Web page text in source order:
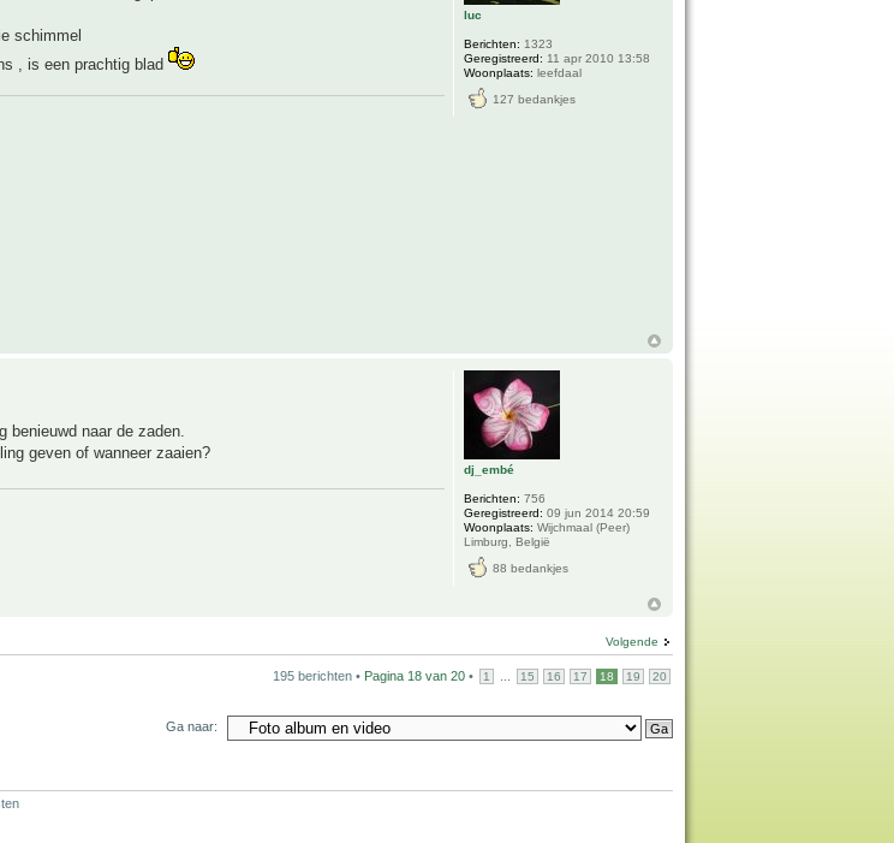
schimmel
, is een prachtig blad
luc
Berichten: 1323
Geregistreerd: 11 apr 2010 13:58
Woonplaats: leefdaal
127 bedankjes
benieuwd naar de zaden.
geven of wanneer zaaien?
dj_embé
Berichten: 756
Geregistreerd: 09 jun 2014 20:59
Woonplaats: Wijchmaal (Peer)
Limburg, België
88 bedankjes
Volgende
195 berichten • Pagina 18 van 20 • 1 15 16 17 18 19 20
Ga naar: